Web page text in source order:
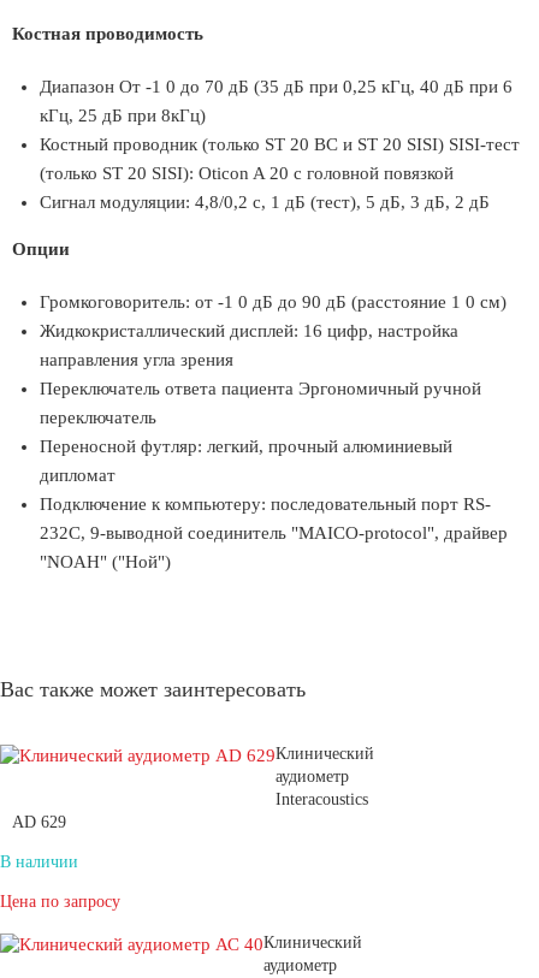
Костная проводимость
Диапазон От -1 0 до 70 дБ (35 дБ при 0,25 кГц, 40 дБ при 6
кГц, 25 дБ при 8кГц)
Костный проводник (только ST 20 ВС и ST 20 SISI) SISI-тест
(только ST 20 SISI): Oticon A 20 с головной повязкой
Сигнал модуляции: 4,8/0,2 с, 1 дБ (тест), 5 дБ, 3 дБ, 2 дБ
Опции
Громкоговоритель: от -1 0 дБ до 90 дБ (расстояние 1 0 см)
Жидкокристаллический дисплей: 16 цифр, настройка
направления угла зрения
Переключатель ответа пациента Эргономичный ручной
переключатель
Переносной футляр: легкий, прочный алюминиевый
дипломат
Подключение к компьютеру: последовательный порт RS-
232C, 9-выводной соединитель "MAICO-protocol", драйвер
"NOAH" ("Ной")
Вас также может заинтересовать
Клинический
аудиометр
Interacoustics
AD 629
В наличии
Цена по запросу
Клинический
аудиометр